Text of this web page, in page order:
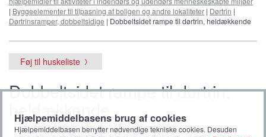
| Byggeelementer til tilpasning af boligen og andre lokaliteter | Dørtrin |
Dørtrinsramper, dobbeltsidige | Dobbeltsidet rampe til dørtrin, heldækkende
Føj til huskeliste
Dobbeltsidet rampe til dørtrin,
heldækkende
Hjælpemiddelbasens brug af cookies
Hjælpemiddelbasen benytter nødvendige tekniske cookies. Desuden